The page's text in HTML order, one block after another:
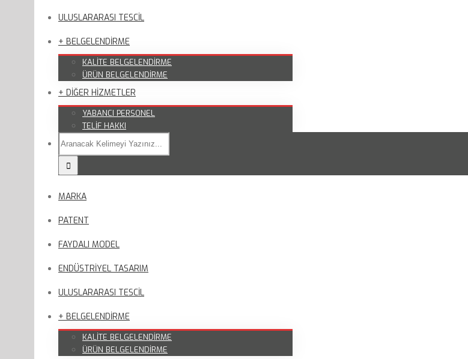
ULUSLARARASI TESCİL
+ BELGELENDİRME
KALİTE BELGELENDİRME
ÜRÜN BELGELENDİRME
+ DİĞER HİZMETLER
YABANCI PERSONEL
TELİF HAKKI
MARKA
PATENT
FAYDALI MODEL
ENDÜSTRİYEL TASARIM
ULUSLARARASI TESCİL
+ BELGELENDİRME
KALİTE BELGELENDİRME
ÜRÜN BELGELENDİRME